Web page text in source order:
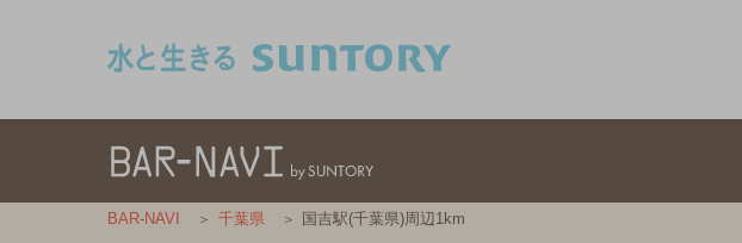
BAR-NAVI 千葉県 国吉駅(千葉県)周辺1km